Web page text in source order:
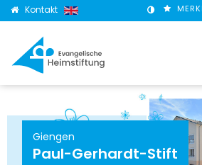
Kontakt
Giengen
Paul-Gerhardt-Stift